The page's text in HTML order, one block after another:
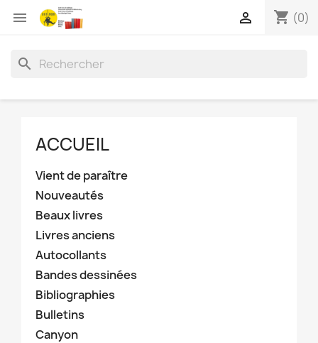
 shopping_cart (0)

search
ACCUEIL
Vient de paraître
Nouveautés
Beaux livres
Livres anciens
Autocollants
Bandes dessinées
Bibliographies
Bulletins
Canyon